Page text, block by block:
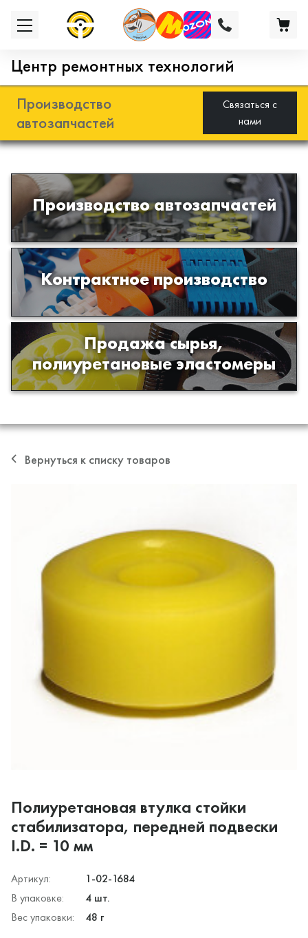
Центр ремонтных технологий
Производство
автозапчастей
Связаться с
нами
Производство автозапчастей
Разработка и производство деталей
из эластомеров для подвески
автомобиля
Контрактное производство
Производство изделий из пластиков
и полимеров по образцам либо
чертежам заказчика
Продажа сырья,
полиуретановые эластомеры
Продажа сырья для производства
изделий из полиуретана
Вернуться к списку товаров
Полиуретановая втулка стойки
стабилизатора, передней подвески
I.D. = 10 мм
Артикул:
1-02-1684
В упаковке:
4 шт.
Вес упаковки:
48 г